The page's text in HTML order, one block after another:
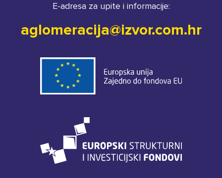
E-adresa za upite i informacije:
aglomeracija@izvor.com.hr